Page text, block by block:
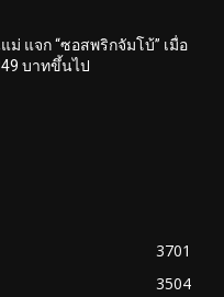
ม่ แจก “ซอสพริกจัมโบ้” เมื่อ
บาทขึ้นไป
3701
3504